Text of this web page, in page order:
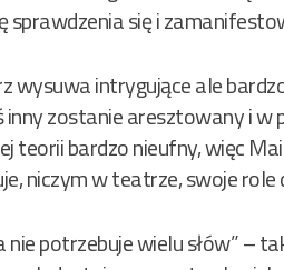
sprawdzenia się i
wysuwa intrygujące ale
zostanie aresztowany i w
teorii bardzo nieufny, więc
niczym w teatrze, swoje role
nie potrzebuje wielu słów” –